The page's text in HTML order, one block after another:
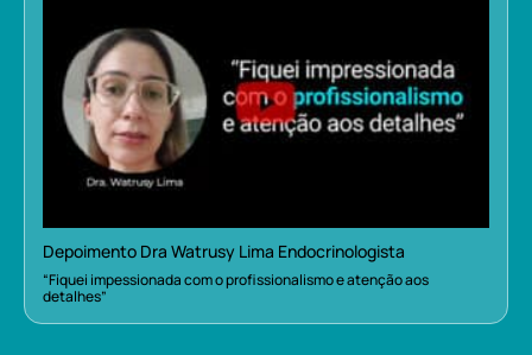
Depoimento Dra Watrusy Lima Endocrinologista
“Fiquei impessionada com o profissionalismo e atenção aos
detalhes”